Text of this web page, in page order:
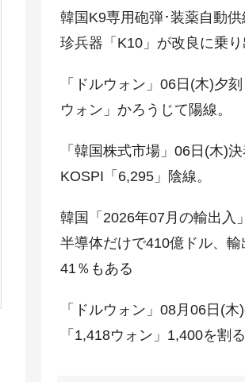
韓国K9専用砲弾･装薬自動供
珍兵器「K10」が改良に乗り
「ドルウォン」06日(木)夕
ウォン」かろうじて陽線。
「韓国株式市場」06日(木)決
KOSPI「6,295」陰線。
韓国「2026年07月の輸出入
半導体だけで410億ドル、輸
41％もある
「ドルウォン」08月06日(木)
「1,418ウォン」1,400を割る